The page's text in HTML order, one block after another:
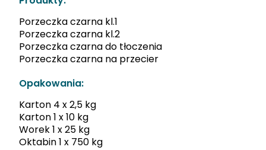
Porzeczka czarna kl.1
Porzeczka czarna kl.2
Porzeczka czarna do tłoczenia
Porzeczka czarna na przecier
Opakowania:
Karton 4 x 2,5 kg
Karton 1 x 10 kg
Worek 1 x 25 kg
Oktabin 1 x 750 kg